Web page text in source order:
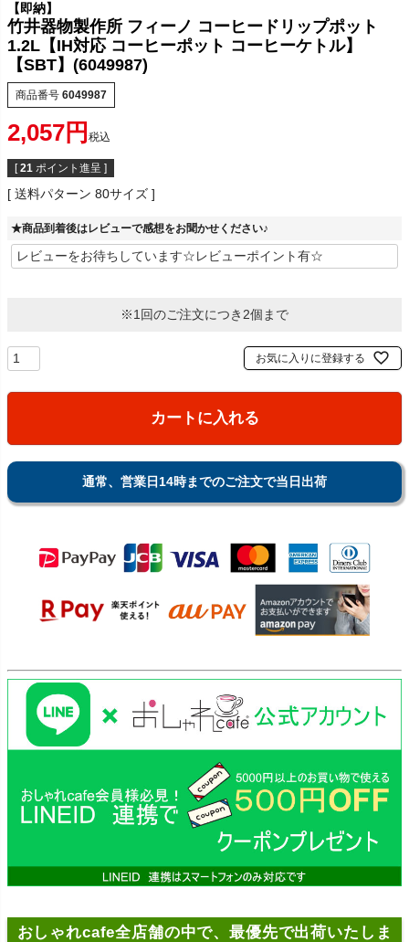
【即納】
竹井器物製作所 フィーノ コーヒードリップポット
1.2L【IH対応 コーヒーポット コーヒーケトル】
【SBT】(6049987)
商品番号 6049987
2,057 税込
[ 21 ポイント進呈 ]
送料パターン 80サイズ
★商品到着後はレビューで感想をお聞かせください♪
※1回のご注文につき2個まで
お気に入りに登録する
カートに入れる
通常、営業日14時までのご注文で当日出荷
おしゃれcafe全店舗の中で、最優先で出荷いたしま